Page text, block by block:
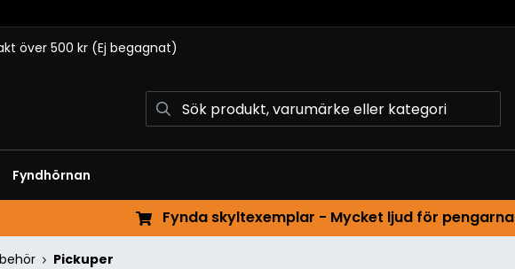
över 500 kr (Ej begagnat)
Fyndhörnan
Fynda skyltexemplar - Mycket ljud för pengarna
Pickuper